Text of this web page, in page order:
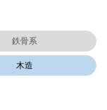
鉄骨系
木造